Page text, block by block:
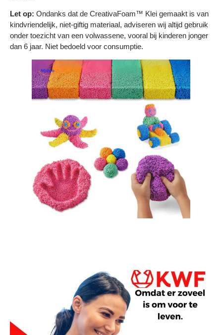
Let op: Ondanks dat de CreativaFoam™ Klei gemaakt is van
kindvriendelijk, niet-giftig materiaal, adviseren wij altijd gebruik
onder toezicht van een volwassene, vooral bij kinderen jonger
dan 6 jaar. Niet bedoeld voor consumptie.